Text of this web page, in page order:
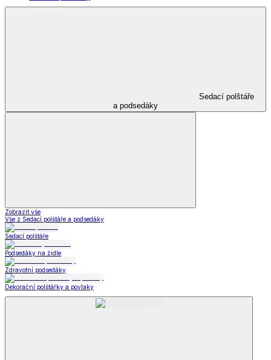
Sedací polštáře
a podsedáky
Zobrazit vše
Vše z Sedací polštáře a podsedáky
Sedací polštáře
Podsedáky na židle
Zdravotní podsedáky
Dekorační polštářky a povlaky